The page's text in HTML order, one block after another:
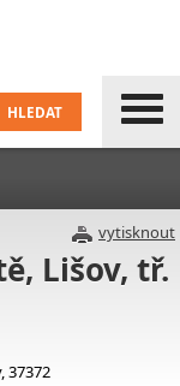
vytisknout
Lišov, tř.
37372